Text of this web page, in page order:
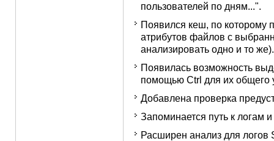
пользователей по дням...".
Появился кеш, по которому
атрибутов файлов с
анализировать одно и то же).
Появилась возможность
помощью Ctrl для их общего
Добавлена проверка
Запоминается путь к логам
Расширен анализ для логов